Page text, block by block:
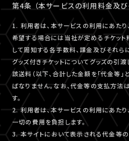
第4条 （本サービスの利用料金及び
1. 利用者は、本サービスの利用にあたり
希望する場合には当社が定めるチケッ
して周知する各手数料、課金及びそれら
グッズ付きチケットについてグッズの引
該送料（以下、合計した金額を「代金等」
ばなりません。なお、代金等の支払方法
す。
2. 利用者は、本サービスの利用にあた
一切の費用を負担します。
3. 本サイトにおいて表示される代金等